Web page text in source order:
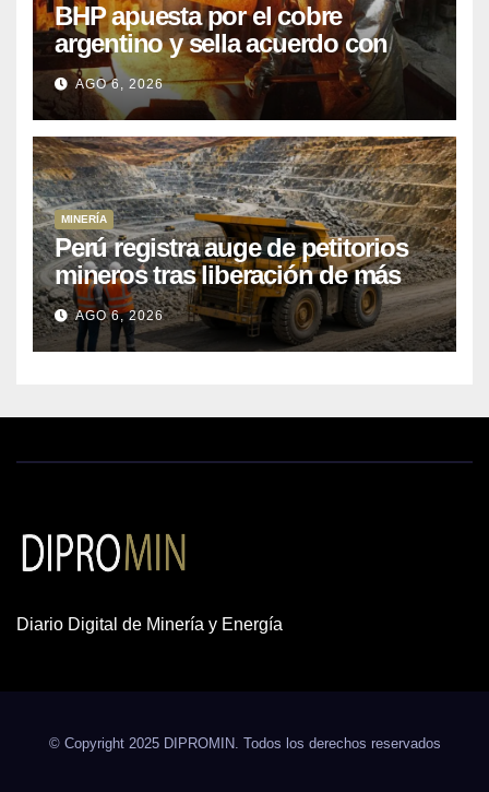
BHP apuesta por el cobre
argentino y sella acuerdo con
Kobrea para siete proyecto
AGO 6, 2026
MINERÍA
Perú registra auge de petitorios
mineros tras liberación de más
de mil concesiones para explorar
cobre y oro
AGO 6, 2026
Diario Digital de Minería y Energía
© Copyright 2025 DIPROMIN. Todos los derechos reservados